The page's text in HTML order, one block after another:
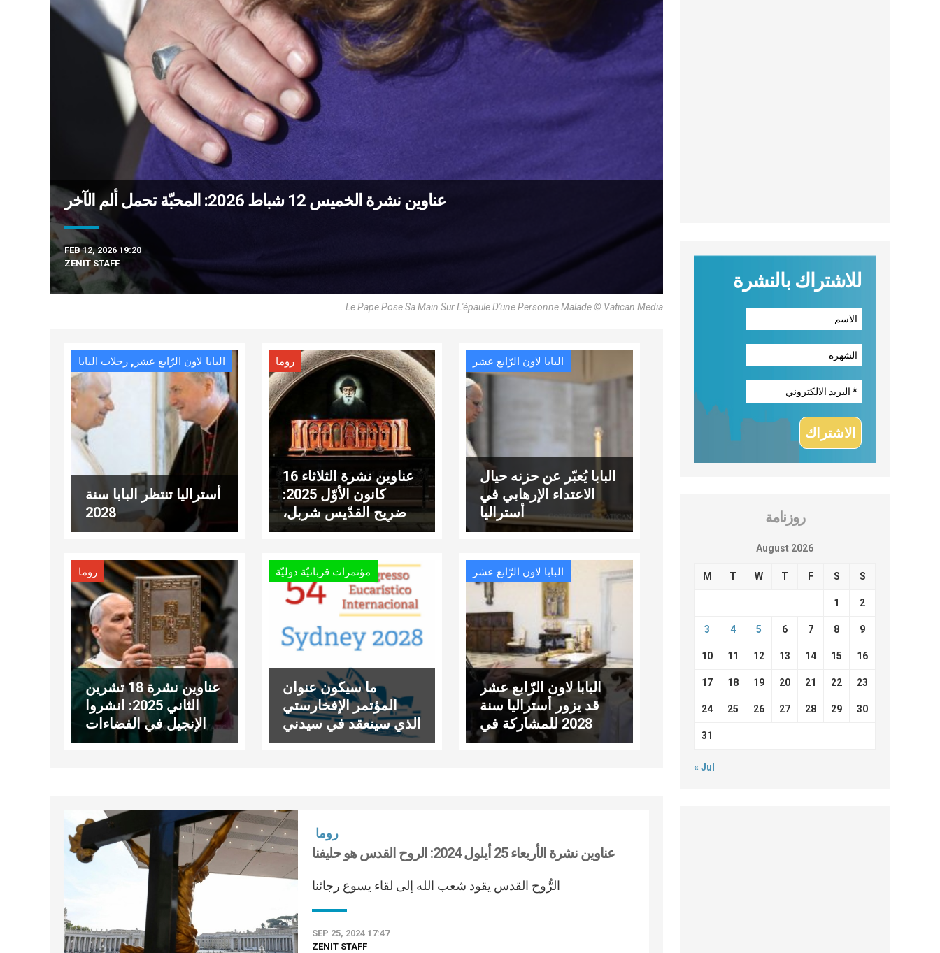
عناوين نشرة الخميس 12 شباط 2026: المحبّة تحمل ألم الآخر
FEB 12, 2026 19:20
ZENIT STAFF
Le Pape Pose Sa Main Sur L'épaule D'une Personne Malade © Vatican Media
البابا لاون الرّابع عشر , رحلات البابا
أستراليا تنتظر البابا سنة
2028
روما
عناوين نشرة الثلاثاء 16
كانون الأوّل 2025:
ضريح القدّيس شربل،
أحد خزّانات الطاقة
البابا لاون الرّابع عشر
البابا يُعبّر عن حزنه حيال
الاعتداء الإرهابي في
أستراليا
روما
عناوين نشرة 18 تشرين
الثاني 2025: انشروا
الإنجيل في الفضاءات
الرّقميّة
مؤتمرات قربانيّة دوليّة
ما سيكون عنوان
المؤتمر الإفخارستي
الذي سينعقد في سيدني
سنة 2028؟
البابا لاون الرّابع عشر
البابا لاون الرّابع عشر
قد يزور أستراليا سنة
2028 للمشاركة في
المؤتمر الإفخارستي
روما
عناوين نشرة الأربعاء 25 أيلول 2024: الروح القدس هو حليفنا
الرُّوح القدس يقود شعب الله إلى لقاء يسوع رجائنا
SEP 25, 2024 17:47
ZENIT STAFF
للاشتراك بالنشرة
روزنامة
August 2026
M T W T F S S
1 2
3 4 5 6 7 8 9
10 11 12 13 14 15 16
17 18 19 20 21 22 23
24 25 26 27 28 29 30
31
« Jul